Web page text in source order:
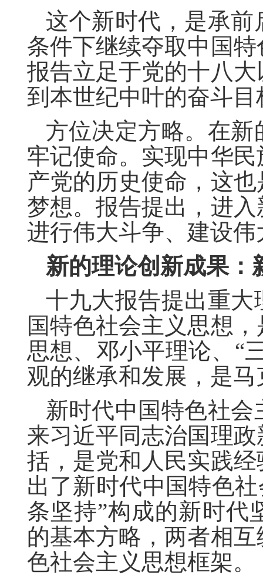
这个新时代，是承
条件下继续夺取中国
报告立足于党的十八
到本世纪中叶的奋斗目
方位决定方略。在
牢记使命。实现中华
产党的历史使命，这
梦想。报告提出，进
进行伟大斗争、建设
新的理论创新成果：
十九大报告提出重
国特色社会主义思想
思想、邓小平理论、“
观的继承和发展，是
新时代中国特色社
来习近平同志治国理
括，是党和人民实践
出了新时代中国特色
条坚持”构成的新时代
的基本方略，两者相
色社会主义思想框架。